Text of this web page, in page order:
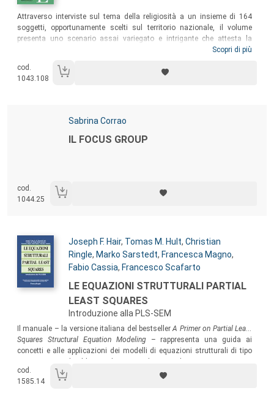
Sommario:
Attraverso interviste sul tema della religiosità a un insieme di 164
soggetti, opportunamente scelti sul territorio nazionale, il volume
presenta uno scenario assai variegato e intrigante che attesta la
persistenza di forme di credenza e ritualità, ma apre anche prospettive
quotidiana e festiva, della felicità e del dolore, della vita e della morte,
della rappresentazione di Dio, della preghiera, dell’istituzione religiosa
Scopri di più
cod.
1043.108
Autori:
Sabrina Corrao
Titolo:
IL FOCUS GROUP
cod.
1044.25
Autori:
Joseph F. Hair, Tomas M. Hult, Christian
Ringle, Marko Sarstedt, Francesca Magno,
Fabio Cassia, Francesco Scafarto
Titolo:
LE EQUAZIONI STRUTTURALI PARTIAL
LEAST SQUARES
Introduzione alla PLS-SEM
Sommario:
Il manuale – la versione italiana del bestsellerA Primer on Partial Least
Squares Structural Equation Modeling– rappresenta una guida ai
concetti e alle applicazioni dei modelli di equazioni strutturali di tipo
in autonomia questo metodo.
cod.
1585.14